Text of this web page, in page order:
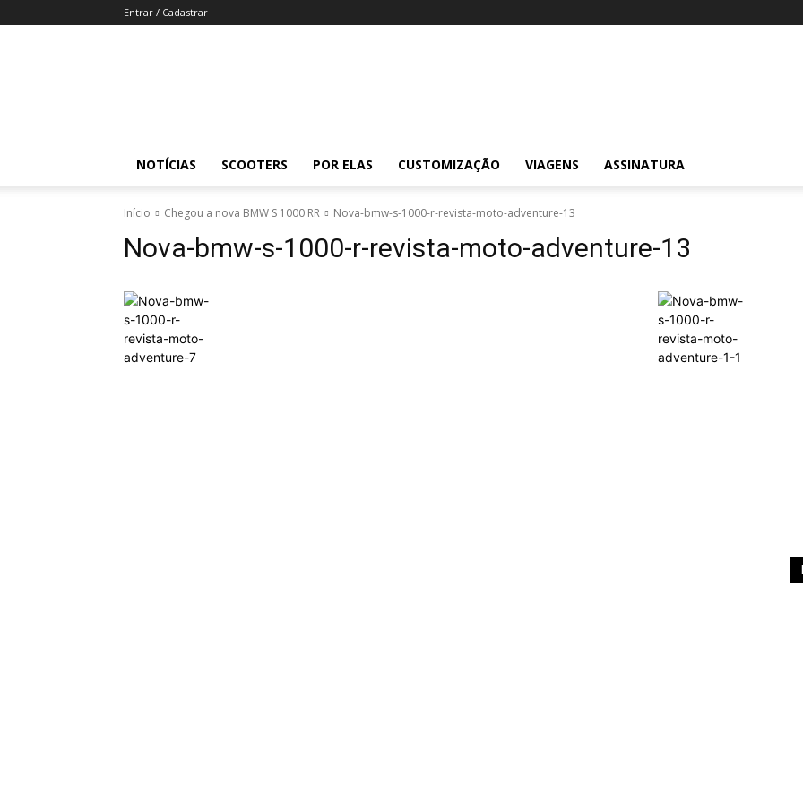
Entrar / Cadastrar
NOTÍCIAS SCOOTERS POR ELAS CUSTOMIZAÇÃO VIAGENS ASSINATURA
Início Chegou a nova BMW S 1000 RR Nova-bmw-s-1000-r-revista-moto-adventure-13
Nova-bmw-s-1000-r-revista-moto-adventure-13